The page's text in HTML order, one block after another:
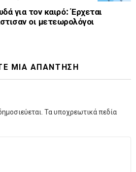
για τον καιρό: Έρχεται
οι μετεωρολόγοι
ΜΙΑ ΑΠΆΝΤΗΣΗ
Τα υποχρεωτικά πεδία